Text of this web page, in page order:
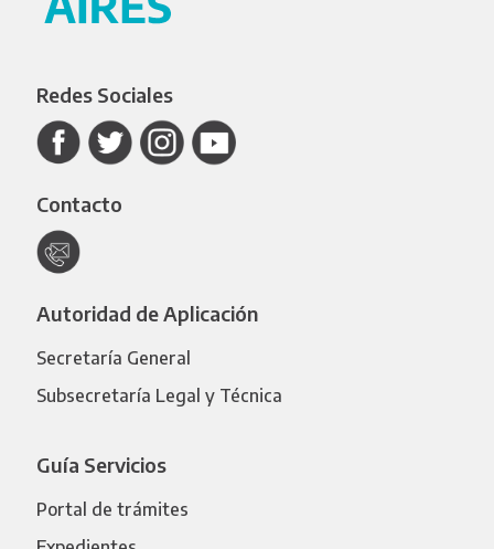
Redes Sociales
Contacto
Autoridad de Aplicación
Secretaría General
Subsecretaría Legal y Técnica
Guía Servicios
Portal de trámites